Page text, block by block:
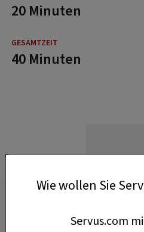
20 Minuten
40 Minuten
Wie wollen Sie
Servus.com